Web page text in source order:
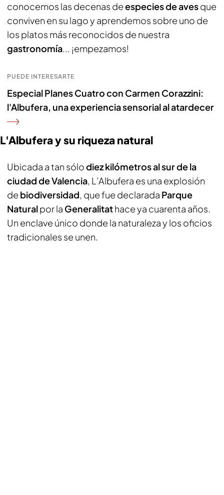
conocemos las decenas deespecies de avesque
conviven en su lago y aprendemos sobre uno de
los platos más reconocidos de nuestra
gastronomía... ¡empezamos!
PUEDE INTERESARTE
Especial Planes Cuatro con Carmen Corazzini:
l'Albufera, una experiencia sensorial al atardecer
L'Albufera y su riqueza natural
Ubicada a tan sólodiez kilómetros al sur de la
ciudad de Valencia, L’Albufera es una explosión
de biodiversidad, que fue declarada Parque
Naturalpor la Generalitathace ya cuarenta años.
Un enclave único donde la naturaleza y los oficios
tradicionales se unen.